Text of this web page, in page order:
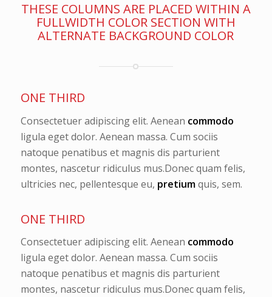
THESE COLUMNS ARE PLACED WITHIN A
FULLWIDTH COLOR SECTION WITH
ALTERNATE BACKGROUND COLOR
ONE THIRD
Consectetuer adipiscing elit. Aenean commodo
ligula eget dolor. Aenean massa. Cum sociis
natoque penatibus et magnis dis parturient
montes, nascetur ridiculus mus.Donec quam felis,
ultricies nec, pellentesque eu, pretiumquis, sem.
ONE THIRD
Consectetuer adipiscing elit. Aenean commodo
ligula eget dolor. Aenean massa. Cum sociis
natoque penatibus et magnis dis parturient
montes, nascetur ridiculus mus.Donec quam felis,